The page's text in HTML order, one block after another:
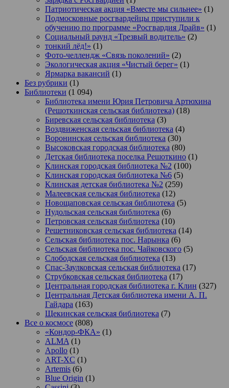
Патриотическая акция «Вместе мы сильнее» (1)
Подмосковные росгвардейцы приступили к
обучению по программе «Росгвардия Драйв» (1)
Социальный раунд «Трезвый водитель» (2)
тонкий лёд!» (1)
Фото-челлендж «Связь поколений» (2)
Экологическая акция «Чистый берег» (1)
Ярмарка вакансий (1)
Без рубрики (1)
Библиотеки (1 094)
Библиотека имени Юрия Петровича Артюхина
(Решоткинская сельская библиотека) (18)
Биревская сельская библиотека (3)
Воздвиженская сельская библиотека (4)
Воронинская сельская библиотека (30)
Высоковская городская библиотека (80)
Детская библиотека поселка Решоткино (1)
Клинская городская библиотека №2 (100)
Клинская городская библиотека №6 (5)
Клинская детская библиотека №2 (259)
Малеевская сельская библиотека (12)
Новощаповская сельская библиотека (5)
Нудольская сельская библиотека (6)
Петровская сельская библиотека (10)
Решетниковская сельская библиотека (14)
Сельская библиотека пос. Нарынка (6)
Сельская библиотека пос. Чайковского (5)
Слободская сельская библиотека (13)
Спас-Заулковская сельская библиотека (17)
Струбковская сельская библиотека (17)
Центральная городская библиотека г. Клин (327)
Центральная Детская библиотека имени А. П.
Гайдара (163)
Щекинская сельская библиотека (7)
Все о космосе (808)
«Кондор-ФКА» (1)
ALMA (1)
Apollo (1)
ART-XC (1)
Artemis (6)
Blue Origin (1)